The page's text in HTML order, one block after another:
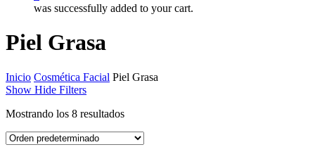
was successfully added to your cart.
Piel Grasa
Inicio Cosmética Facial Piel Grasa
Show Hide Filters
Mostrando los 8 resultados